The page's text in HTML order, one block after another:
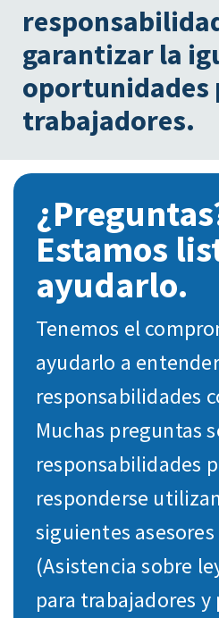
garantizar la
oportunidades
trabajadores.
Estamos
ayudarlo.
Tenemos el
ayudarlo a
responsabilidades
Muchas preguntas
responsabilidades
responderse
siguientes
(Asistencia sobre
para trabajadores y